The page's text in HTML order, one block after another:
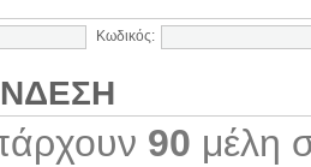
Κωδικός:
90 μέλη